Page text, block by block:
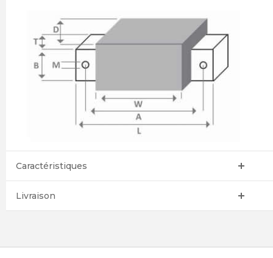
Caractéristiques
Livraison